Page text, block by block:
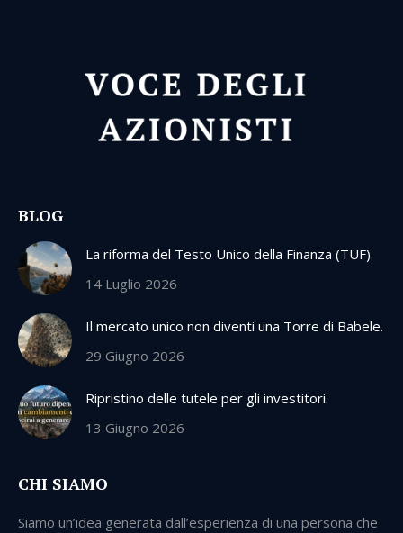
BLOG
La riforma del Testo Unico della Finanza (TUF).
14 Luglio 2026
Il mercato unico non diventi una Torre di Babele.
29 Giugno 2026
Ripristino delle tutele per gli investitori.
13 Giugno 2026
CHI SIAMO
Siamo un’idea generata dall’esperienza di una persona che